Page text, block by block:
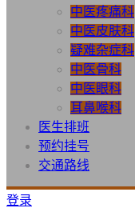
中医疼痛科
中医皮肤科
疑难杂症科
中医骨科
中医眼科
耳鼻喉科
医生排班
预约挂号
交通路线
登录